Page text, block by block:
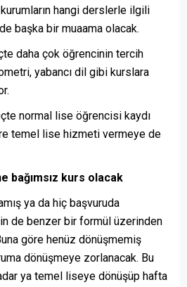
hangi derslerle ilgili
başka bir muaama olacak.
daha çok öğrencinin tercih
yabancı dil gibi kurslara
normal lise öğrencisi kaydı
temel lise hizmeti vermeye de
bağımsız kurs olacak
ya da hiç başvuruda
de benzer bir formül üzerinden
göre henüz dönüşmemiş
dönüşmeye zorlanacak. Bu
ya temel liseye dönüşüp hafta